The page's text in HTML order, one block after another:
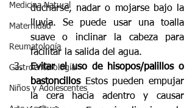
Medicina Natural
Maternidad
Reumatología
Gastroenterología
Niños y Adolescentes
ducharse, nadar o mojarse bajo la
lluvia. Se puede usar una toalla
suave o inclinar la cabeza para
facilitar la salida del agua.
Evitar el uso de hisopos/palillos o
bastoncillos Estos pueden empujar
la cera hacia adentro y causar